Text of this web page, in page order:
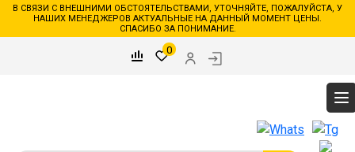
В СВЯЗИ С ВНЕШНИМИ ОБСТОЯТЕЛЬСТВАМИ, УТОЧНЯЙТЕ, ПОЖАЛУЙСТА, У
НАШИХ МЕНЕДЖЕРОВ АКТУАЛЬНЫЕ НА ДАННЫЙ МОМЕНТ ЦЕНЫ.
СПАСИБО ЗА ПОНИМАНИЕ.
0